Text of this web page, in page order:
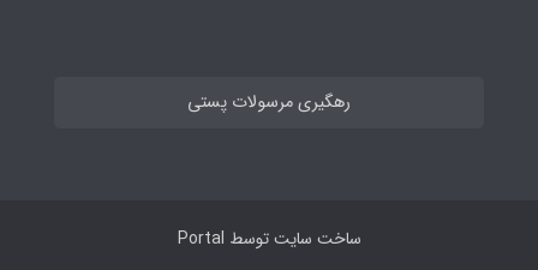
رهگیری مرسولات پستی
ساخت سایت توسط Portal